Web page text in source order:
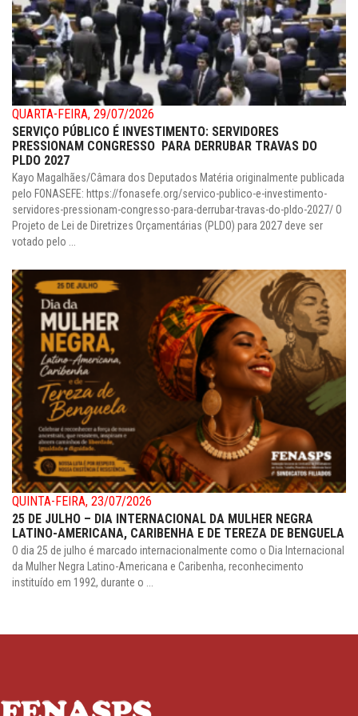
QUARTA-FEIRA, 29/07/2026
SERVIÇO PÚBLICO É INVESTIMENTO: SERVIDORES
PRESSIONAM CONGRESSO PARA DERRUBAR TRAVAS DO
PLDO 2027
Kayo Magalhães/Câmara dos Deputados Matéria originalmente publicada
pelo FONASEFE: https://fonasefe.org/servico-publico-e-investimento-
servidores-pressionam-congresso-para-derrubar-travas-do-pldo-2027/ O
Projeto de Lei de Diretrizes Orçamentárias (PLDO) para 2027 deve ser
votado pelo ...
QUINTA-FEIRA, 23/07/2026
25 DE JULHO – DIA INTERNACIONAL DA MULHER NEGRA
LATINO-AMERICANA, CARIBENHA E DE TEREZA DE BENGUELA
O dia 25 de julho é marcado internacionalmente como o Dia Internacional
da Mulher Negra Latino-Americana e Caribenha, reconhecimento
instituído em 1992, durante o ...